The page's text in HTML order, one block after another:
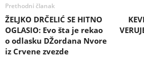
Prethodni članak
ŽELJKO DRČELIĆ SE HITNO
OGLASIO: Evo šta je rekao
o odlasku DŽordana Nvore
iz Crvene zvezde